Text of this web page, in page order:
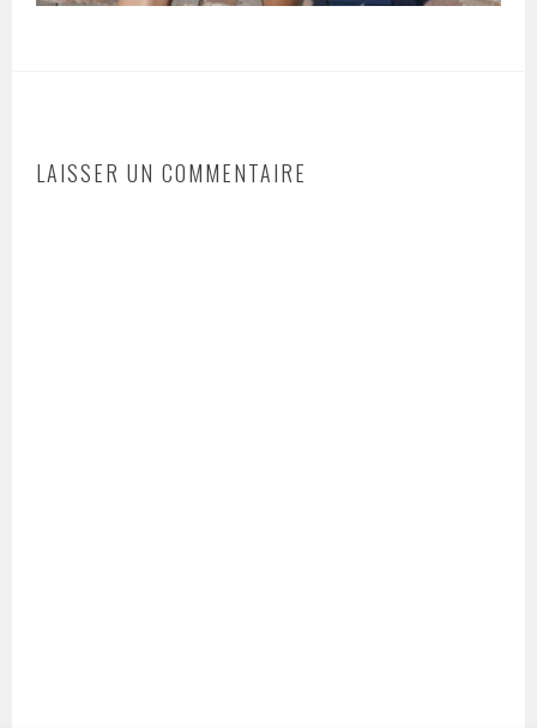
LAISSER UN COMMENTAIRE